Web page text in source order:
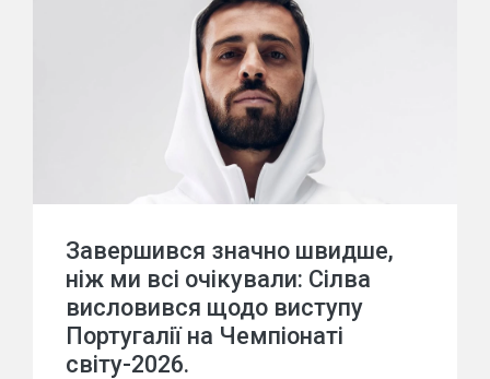
Завершився значно швидше,
ніж ми всі очікували: Сілва
висловився щодо виступу
Португалії на Чемпіонаті
світу-2026.